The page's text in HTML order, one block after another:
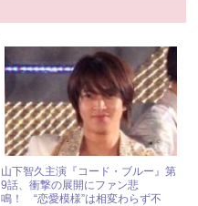
山下智久主演『コード・ブルー』第
9話、衝撃の展開にファン悲
鳴！ “恋愛模様”は相変わらず不